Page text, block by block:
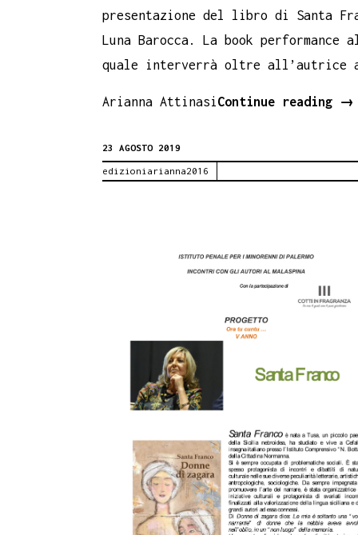
presentazione del libro di Santa
Luna Barocca. La book performance
quale interverrà oltre all’autrice
Arianna AttinasiContinue reading
La
→
23 AGOSTO 2019
edizioniarianna2016